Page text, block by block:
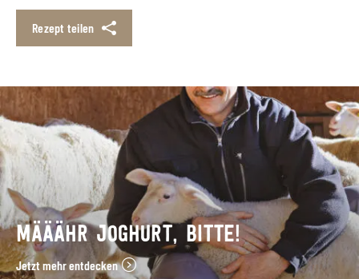
Rezept teilen
MÄÄÄHR JOGHURT, BITTE!
Jetzt mehr entdecken